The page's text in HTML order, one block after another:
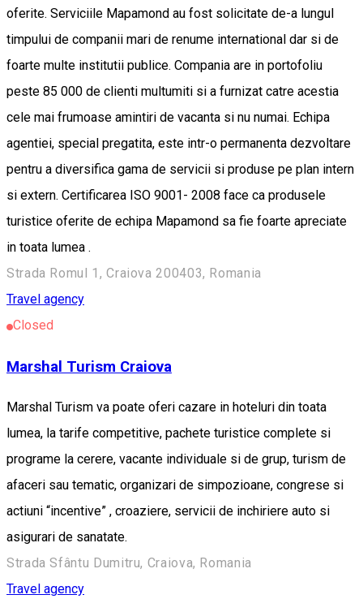
oferite. Serviciile Mapamond au fost solicitate de-a lungul
timpului de companii mari de renume international dar si de
foarte multe institutii publice. Compania are in portofoliu
peste 85 000 de clienti multumiti si a furnizat catre acestia
cele mai frumoase amintiri de vacanta si nu numai. Echipa
agentiei, special pregatita, este intr-o permanenta dezvoltare
pentru a diversifica gama de servicii si produse pe plan intern
si extern. Certificarea ISO 9001- 2008 face ca produsele
turistice oferite de echipa Mapamond sa fie foarte apreciate
in toata lumea .
Strada Romul 1, Craiova 200403, Romania
Travel agency
Closed
Marshal Turism Craiova
Marshal Turism va poate oferi cazare in hoteluri din toata
lumea, la tarife competitive, pachete turistice complete si
programe la cerere, vacante individuale si de grup, turism de
afaceri sau tematic, organizari de simpozioane, congrese si
actiuni “incentive” , croaziere, servicii de inchiriere auto si
asigurari de sanatate.
Strada Sfântu Dumitru, Craiova, Romania
Travel agency